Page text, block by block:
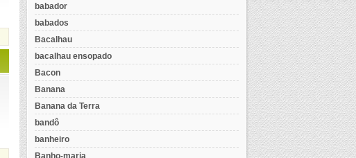
babador
babados
Bacalhau
bacalhau ensopado
Bacon
Banana
Banana da Terra
bandô
banheiro
Banho-maria